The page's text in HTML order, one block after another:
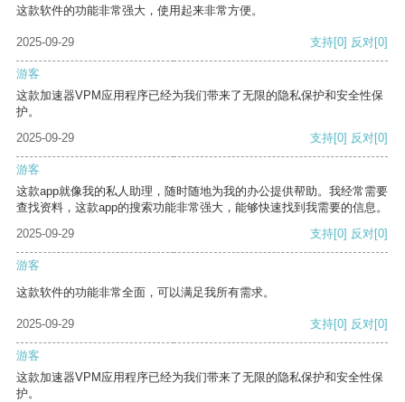
这款软件的功能非常强大，使用起来非常方便。
2025-09-29 支持[0] 反对[0]
游客
这款加速器VPM应用程序已经为我们带来了无限的隐私保护和安全性保
护。
2025-09-29
支持[0] 反对[0]
游客
这款app就像我的私人助理，随时随地为我的办公提供帮助。我经常需要
查找资料，这款app的搜索功能非常强大，能够快速找到我需要的信息。
2025-09-29
支持[0] 反对[0]
游客
这款软件的功能非常全面，可以满足我所有需求。
2025-09-29 支持[0] 反对[0]
游客
这款加速器VPM应用程序已经为我们带来了无限的隐私保护和安全性保
护。